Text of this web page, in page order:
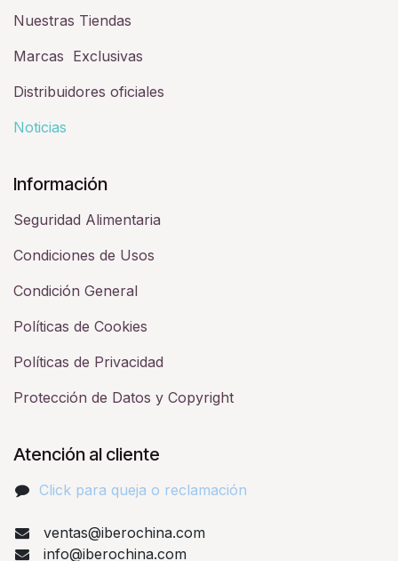
Nuestras Tiendas
Marcas Exclusivas
Distribuidores oficiales
Noticias
Información
Seguridad Alimentaria
Condiciones de Usos
Condición General
Políticas de Cookies
Políticas de Privacidad
Protección de Datos y Copyright
Atención al cliente
Click para queja o reclamación​
ventas@iberochina.com
info@iberochina.com